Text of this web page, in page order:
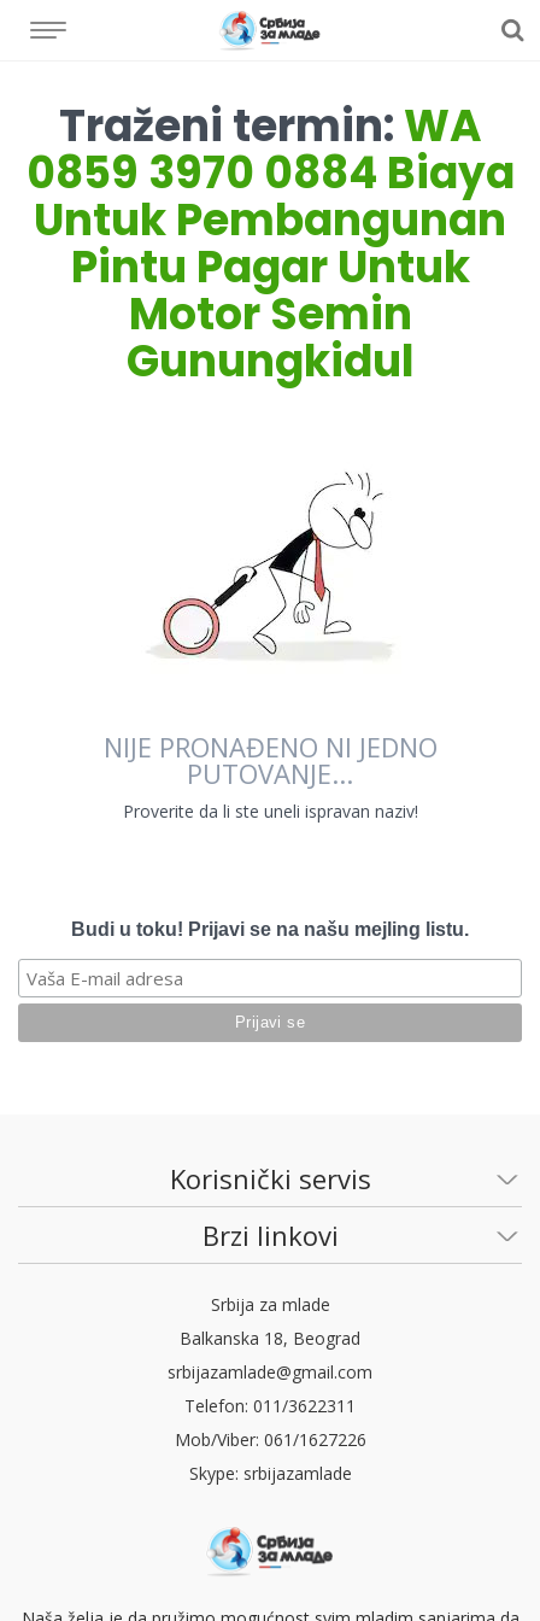
Traženi termin:WA
0859 3970 0884 Biaya
Untuk Pembangunan
Pintu Pagar Untuk
Motor Semin
Gunungkidul
NIJE PRONAĐENO NI JEDNO
PUTOVANJE...
Proverite da li ste uneli ispravan naziv!
Budi u toku! Prijavi se na našu mejling listu.
Korisnički servis
Brzi linkovi
Srbija za mlade
Balkanska 18, Beograd
srbijazamlade@gmail.com
Telefon: 011/3622311
Mob/Viber: 061/1627226
Skype: srbijazamlade